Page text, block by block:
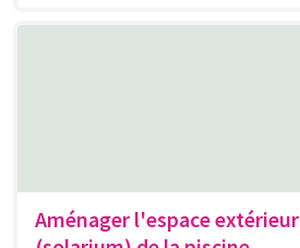
Aménager l'espace extérieur